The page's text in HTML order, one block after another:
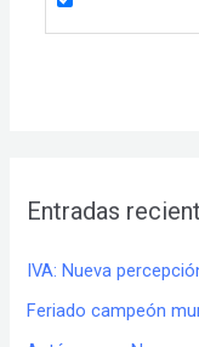
Entradas
IVA: Nueva
Feriado campeón